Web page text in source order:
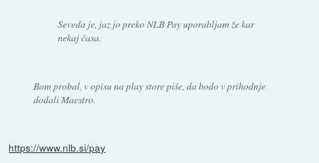
Seveda je, jaz jo preko NLB Pay uporabljam že kar
nekaj časa.
Bom probal, v opisu na play store piše, da bodo v prihodnje
dodali Maestro.
https://www.nlb.si/pay